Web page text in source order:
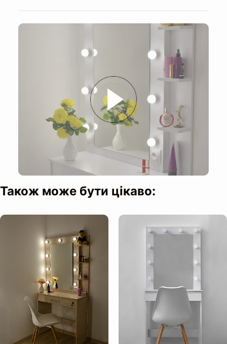
Освітлення:
Висота до стільниці:
Особливості конструкції:
Також може бути цікаво: